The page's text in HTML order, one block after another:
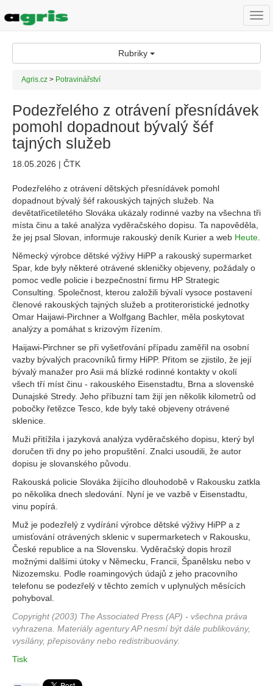
Rubriky
Agris.cz > Potravinářství
Podezřelého z otrávení přesnídávek
pomohl dopadnout bývalý šéf
tajných služeb
18.05.2026 | ČTK
Podezřelého z otrávení dětských přesnídávek pomohl
dopadnout bývalý šéf rakouských tajných služeb. Na
devětatřicetiletého Slováka ukázaly rodinné vazby na všechna tři
místa činu a také analýza vyděračského dopisu. Ta napověděla,
že jej psal Slovan, informuje rakouský deník Kurier a web Heute
Německý výrobce dětské výživy HiPP a rakouský supermarket
Spar, kde byly některé otrávené skleničky objeveny, požádaly o
pomoc vedle policie i bezpečnostní firmu HP Strategic
Consulting. Společnost, kterou založili bývalí vysoce postavení
členové rakouských tajných služeb a protiteroristické jednotky
Omar Haijawi-Pirchner a Wolfgang Bachler, měla poskytovat
analýzy a pomáhat s krizovým řízením.
Haijawi-Pirchner se při vyšetřování případu zaměřil na osobní
vazby bývalých pracovníků firmy HiPP. Přitom se zjistilo, že její
bývalý manažer pro Asii má blízké rodinné kontakty v okolí
všech tří míst činu - rakouského Eisenstadtu, Brna a slovenské
Dunajské Stredy. Jeho příbuzní tam žijí jen několik kilometrů od
pobočky řetězce Tesco, kde byly také objeveny otrávené
sklenice.
Muži přitížila i jazyková analýza vyděračského dopisu, který byl
doručen tři dny po jeho propuštění. Znalci usoudili, že autor
dopisu je slovanského původu.
Rakouská policie Slováka žijícího dlouhodobě v Rakousku zatkla
po několika dnech sledování. Nyní je ve vazbě v Eisenstadtu,
vinu popírá.
Muž je podezřelý z vydírání výrobce dětské výživy HiPP a z
umisťování otrávených sklenic v supermarketech v Rakousku,
České republice a na Slovensku. Vyděračský dopis hrozil
možnými dalšími útoky v Německu, Francii, Španělsku nebo v
Nizozemsku. Podle roamingových údajů z jeho pracovního
telefonu se podezřelý v těchto zemích v uplynulých měsících
pohyboval.
Copyright (2003) The Associated Press (AP) - všechna práva
vyhrazena. Materiály agentury AP nesmí být dále publikovány,
vysílány, přepisovány nebo redistribuovány.
Tisk